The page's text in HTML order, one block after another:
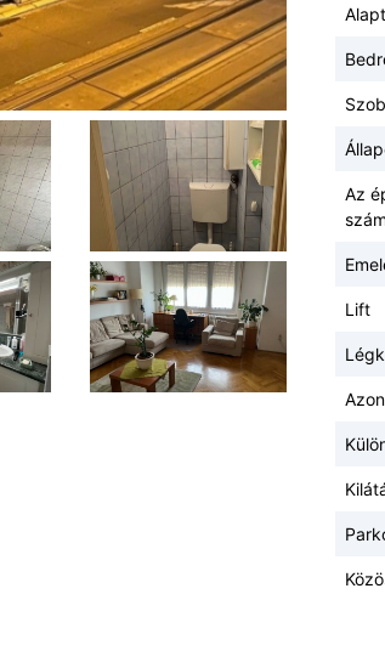
Az
Lift